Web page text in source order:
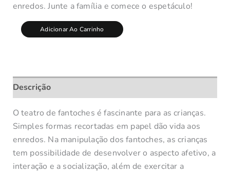
enredos. Junte a família e comece o espetáculo!
Adicionar Ao Carrinho
Descrição
O teatro de fantoches é fascinante para as crianças.
Simples formas recortadas em papel dão vida aos
enredos. Na manipulação dos fantoches, as crianças
tem possibilidade de desenvolver o aspecto afetivo, a
interação e a socialização, além de exercitar a